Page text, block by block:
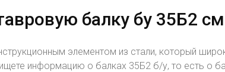
балку бу 35Б2
элементом из стали, который
информацию о балках 35Б2 б/у, то есть о